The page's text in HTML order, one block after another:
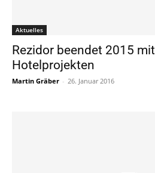
Aktuelles
Rezidor beendet 2015
Hotelprojekten
Martin Gräber - 26. Januar 2016